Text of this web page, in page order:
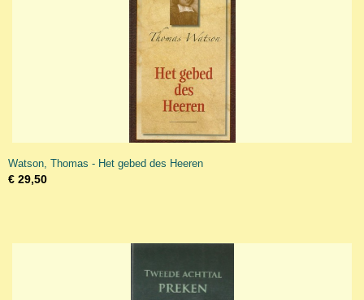
Watson, Thomas - Het gebed des Heeren
€ 29,50